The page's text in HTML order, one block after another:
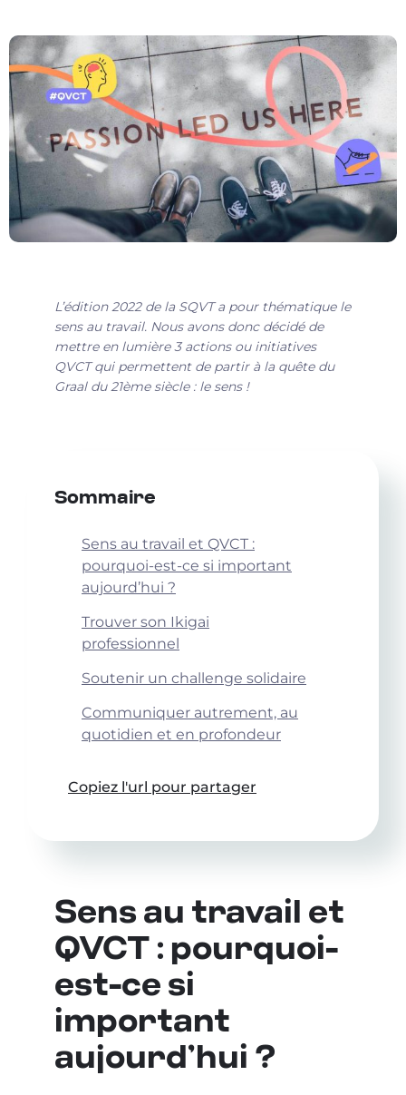
L’édition 2022 de la SQVT a pour thématique le
sens au travail. Nous avons donc décidé de
mettre en lumière 3 actions ou initiatives
QVCT qui permettent de partir à la quête du
Graal du 21ème siècle : le sens !
Sommaire
Sens au travail et QVCT :
pourquoi-est-ce si important
aujourd’hui ?
Trouver son Ikigai
professionnel
Soutenir un challenge solidaire
Communiquer autrement, au
quotidien et en profondeur
Copiez l'url pour partager
Sens au travail et
QVCT : pourquoi-
est-ce si
important
aujourd’hui ?